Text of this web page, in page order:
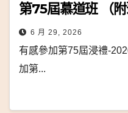
第75屆慕道班 （附
6 月 29, 2026
有感參加第75屆浸禮-
加第...